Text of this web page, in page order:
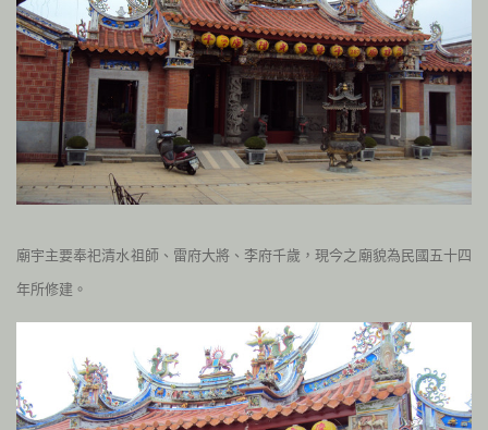
廟宇主要奉祀清水祖師、雷府大將、李府千歲，現今之廟貌為民國五十四
年所修建。